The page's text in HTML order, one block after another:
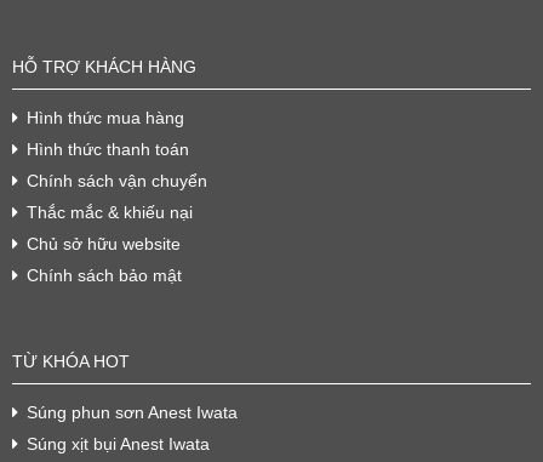
HỖ TRỢ KHÁCH HÀNG
Hình thức mua hàng
Hình thức thanh toán
Chính sách vận chuyển
Thắc mắc & khiếu nại
Chủ sở hữu website
Chính sách bảo mật
TỪ KHÓA HOT
Súng phun sơn Anest Iwata
Súng xịt bụi Anest Iwata